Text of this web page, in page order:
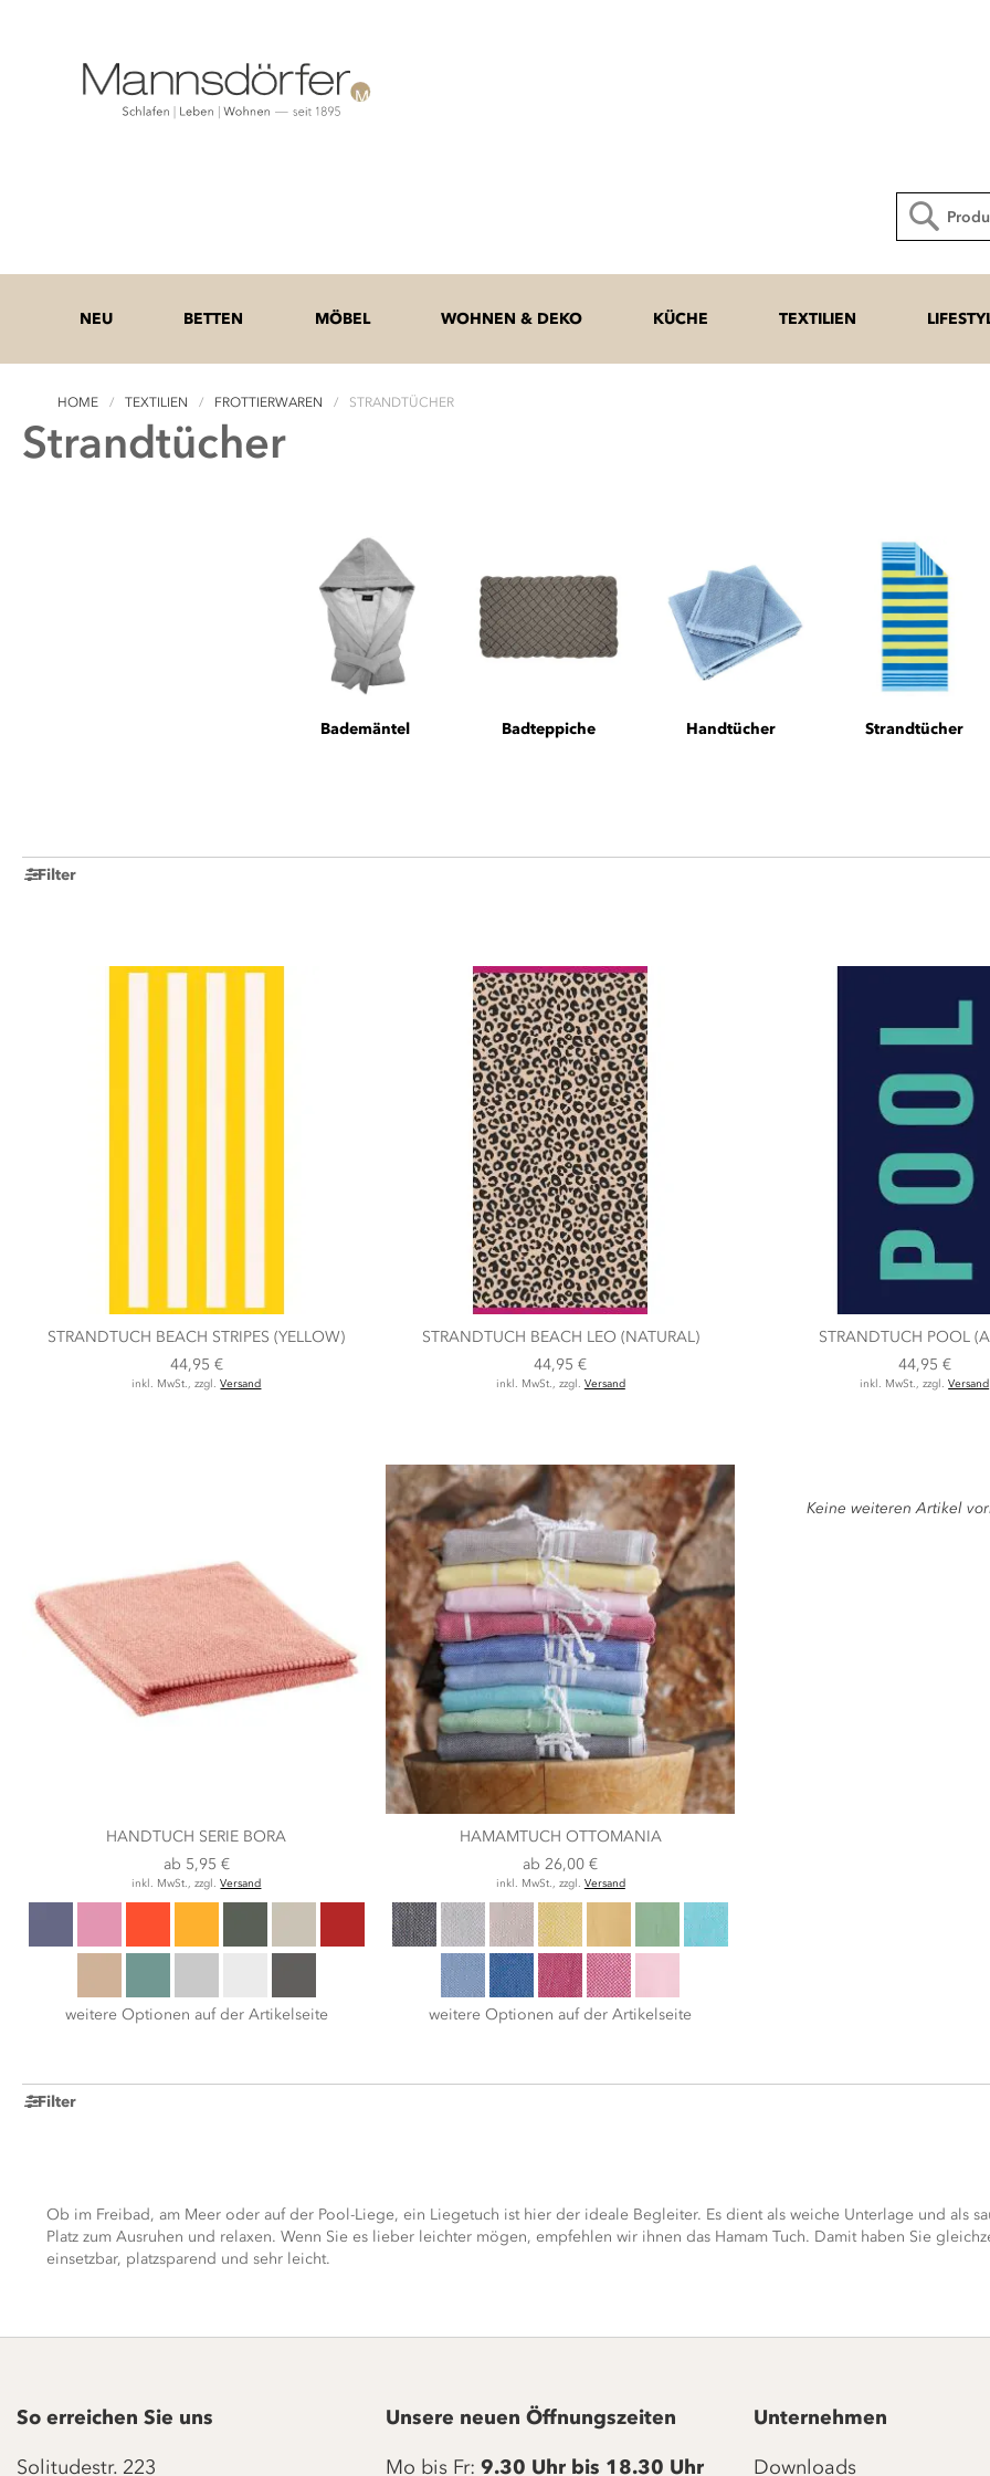
NEU BETTEN MÖBEL WOHNEN & DEKO KÜCHE TEXTILIEN
HOME TEXTILIEN FROTTIERWAREN STRANDTÜCHER
Strandtücher
Bademäntel Badteppiche Handtücher Strandtücher
Filter
STRANDTUCH BEACH STRIPES (YELLOW)
44,95 €
inkl. MwSt., zzgl.Versand
STRANDTUCH BEACH LEO (NATURAL)
44,95 €
inkl. MwSt., zzgl. Versand
STRANDTUCH POOL
44,95 €
inkl. MwSt., zzgl.Versand
HANDTUCH SERIE BORA
ab 5,95 €
inkl. MwSt., zzgl.Versand
weitere Optionen auf der Artikelseite
HAMAMTUCH OTTOMANIA
ab26,00 €
inkl. MwSt., zzgl. Versand
weitere Optionen auf der Artikelseite
Keine weiteren Artikel
Filter
Ob im Freibad, am Meer oder auf der Pool-Liege, ein Liegetuch ist hier der ideale Begleiter. Es dient als weiche Unterlage und als
Platz zum Ausruhen und relaxen. Wenn Sie es lieber leichter mögen, empfehlen wir ihnen das Hamam Tuch. Damit haben Sie
einsetzbar, platzsparend und sehr leicht.
So erreichen Sie uns
Solitudestr. 223
Unsere neuen Öffnungszeiten
Mo bis Fr: 9.30 Uhr bis 18.30 Uhr
Unternehmen
Downloads